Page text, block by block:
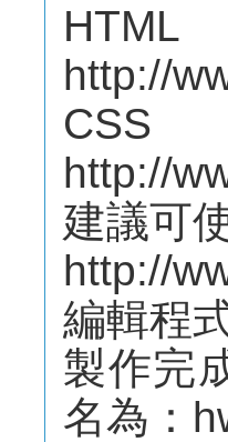
http://
http://
建議可
http://
編輯程
製作完
名為：